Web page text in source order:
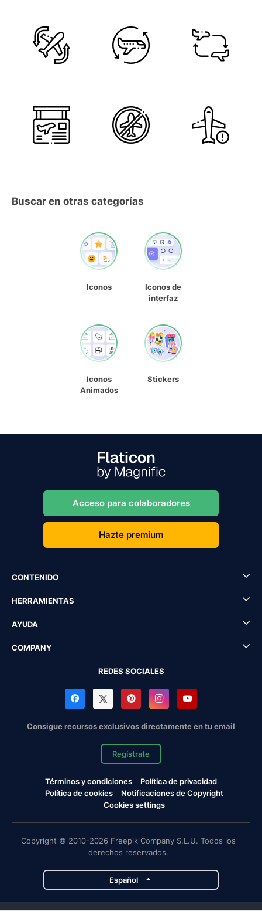
Buscar en otras categorías
Iconos
Iconos de
interfaz
Iconos
Animados
Stickers
Acceso para colaboradores
Hazte premium
CONTENIDO
HERRAMIENTAS
AYUDA
COMPANY
REDES SOCIALES
Consigue recursos exclusivos directamente en tu email
Regístrate
Términos y condiciones
Política de privacidad
Política de cookies
Notificaciones de Copyright
Cookies settings
Copyright © 2010-2026 Freepik Company S.L.U. Todos los
derechos reservados.
Español